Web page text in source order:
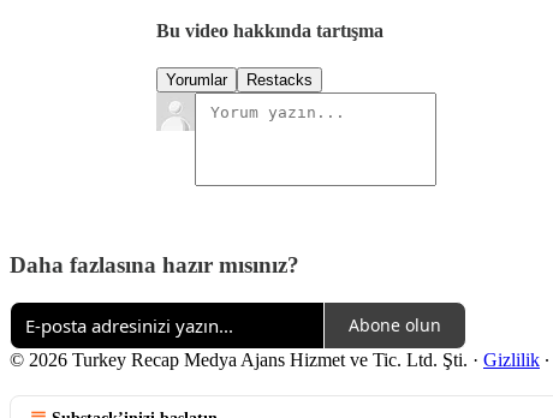
Bu video hakkında tartışma
Yorumlar Restacks
Daha fazlasına hazır mısınız?
Abone olun
© 2026 Turkey Recap Medya Ajans Hizmet ve Tic. Ltd. Şti. · Gizlilik ∙